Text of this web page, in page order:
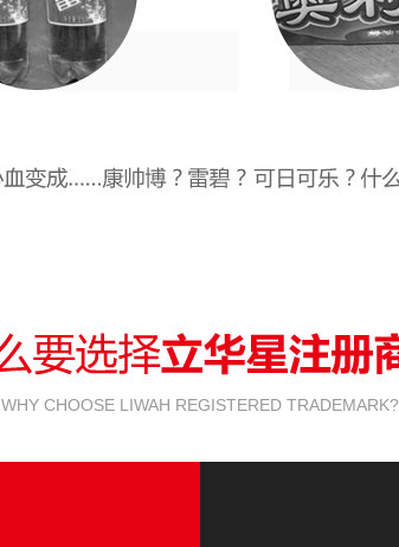
WHY CHOOSE LIWAH REGISTERED TRADEMARK?